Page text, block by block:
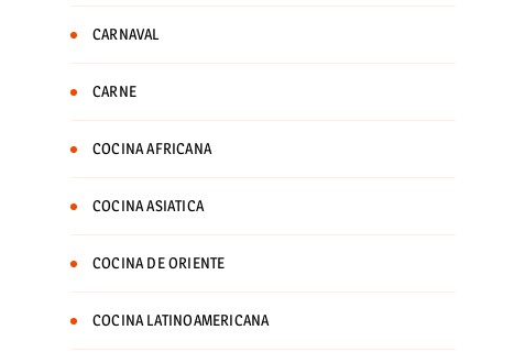
CARNAVAL
CARNE
COCINA AFRICANA
COCINA ASIATICA
COCINA DE ORIENTE
COCINA LATINOAMERICANA